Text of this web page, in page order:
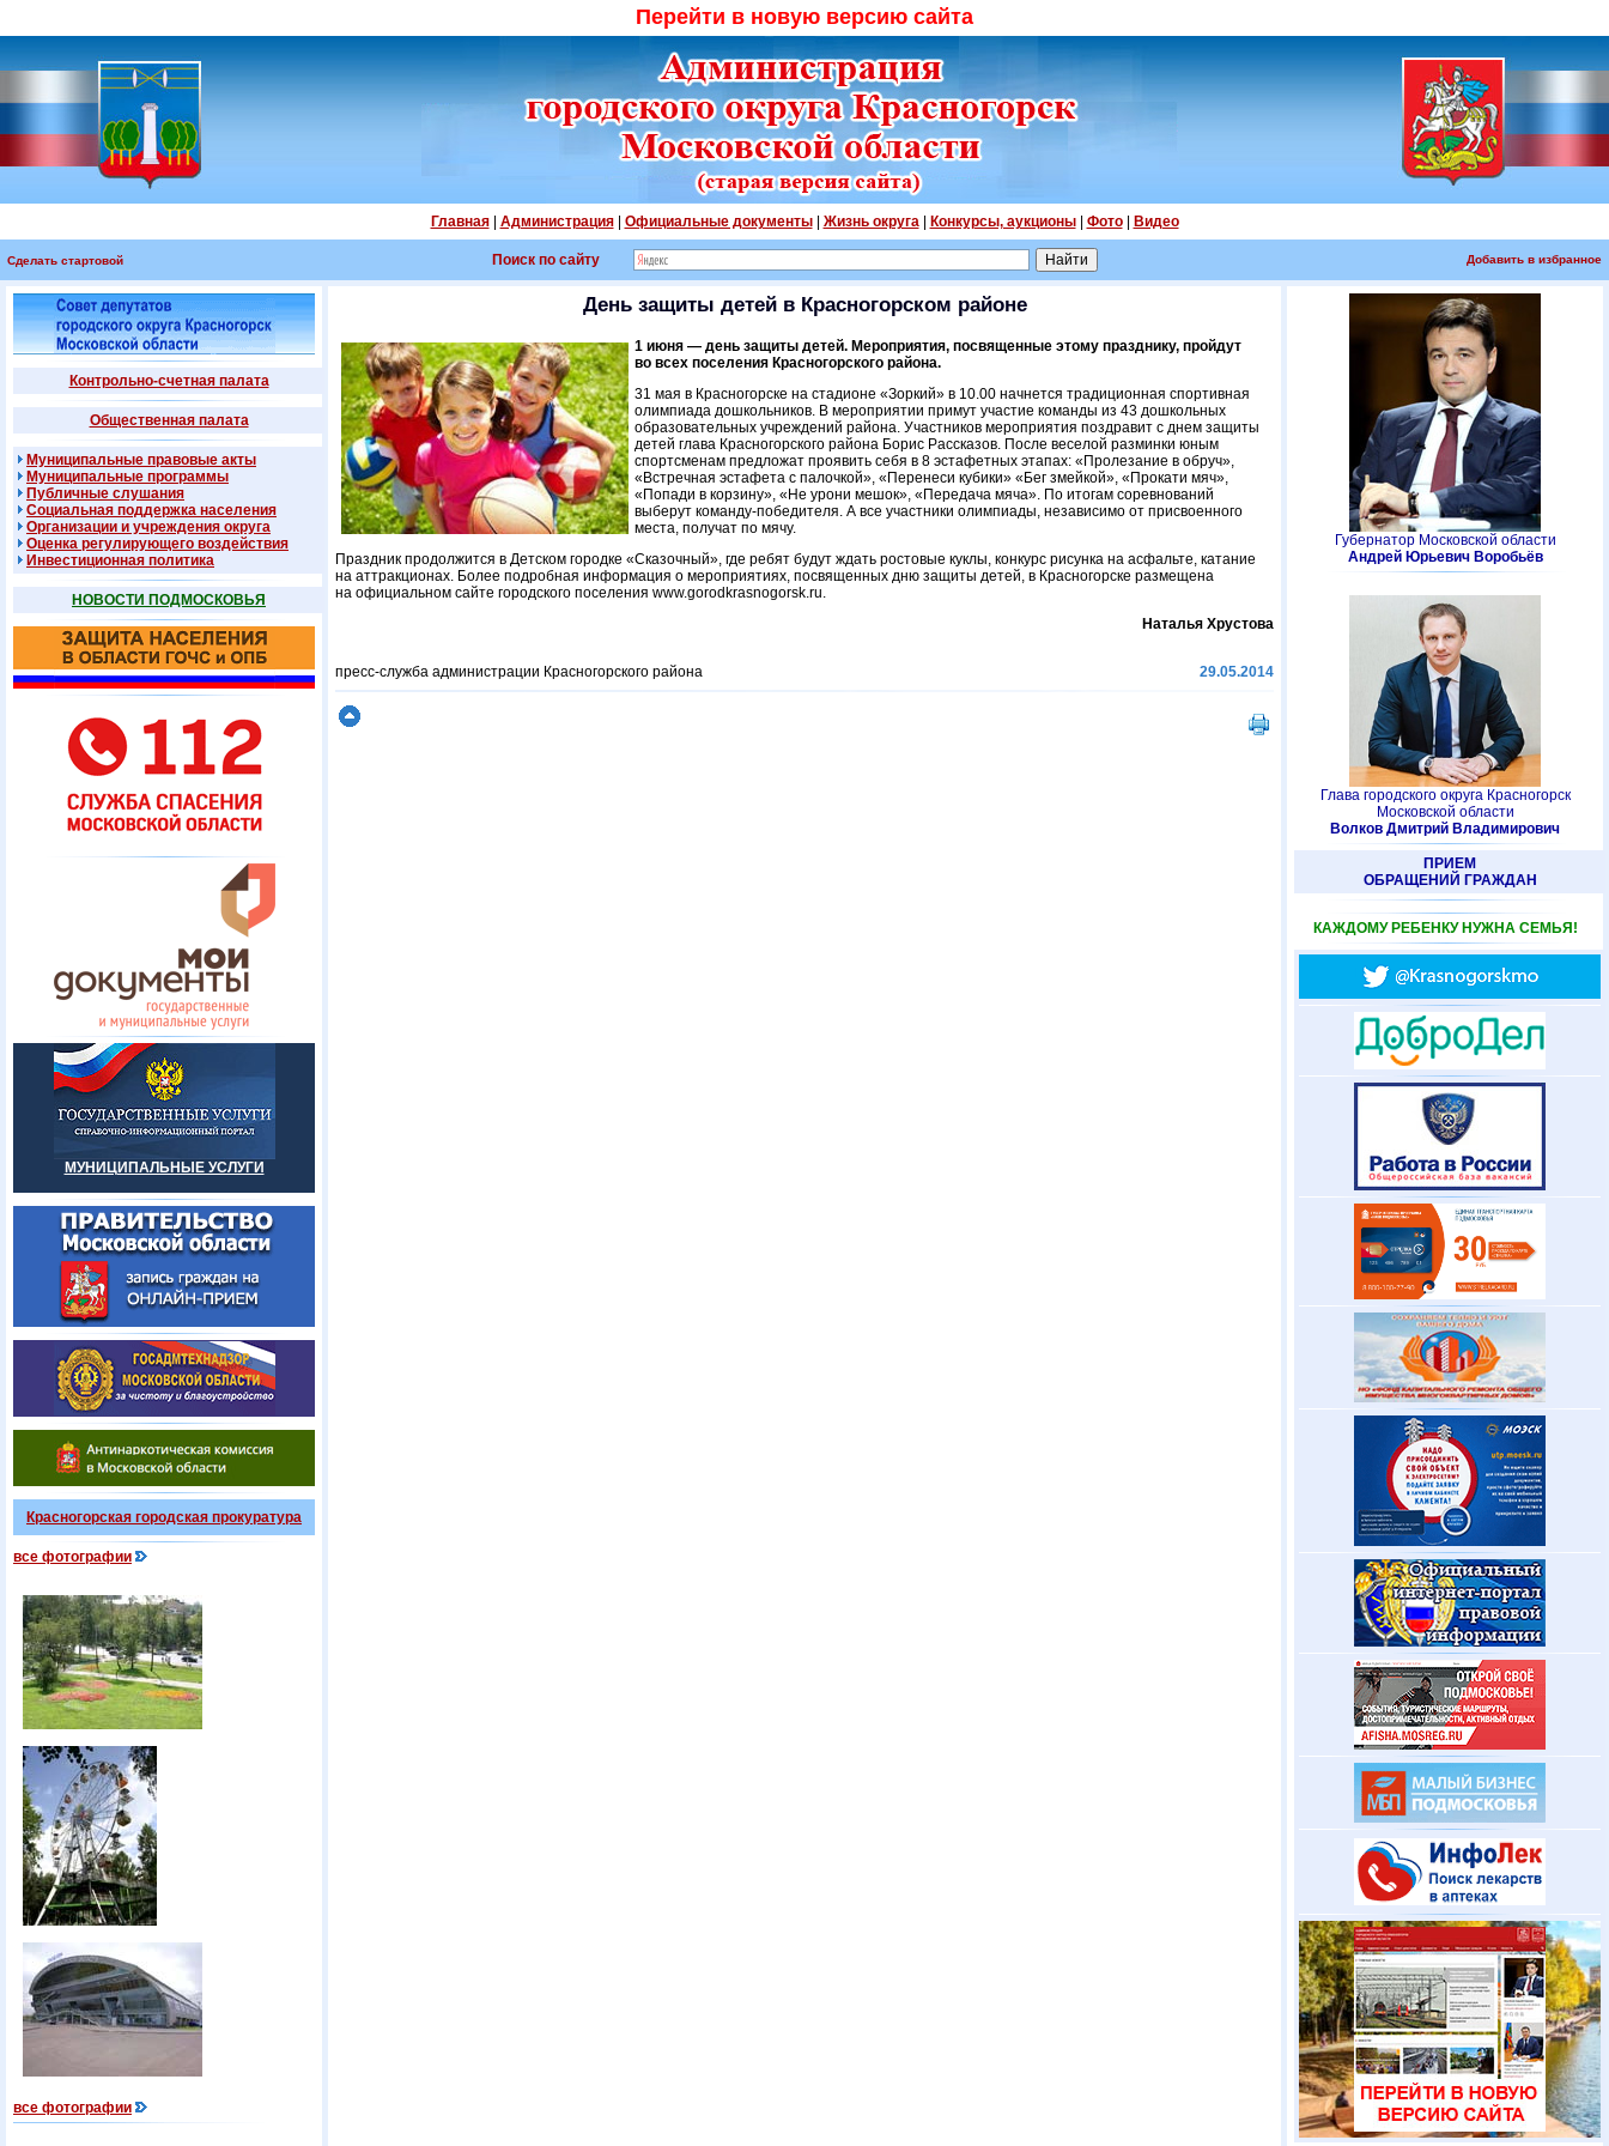
Перейти в новую версию сайта
Главная| Администрация| Официальные документы| Жизнь округа| Конкурсы, аукционы| Фото| Видео
Сделать стартовой Поиск по сайту Добавить в избранное
Контрольно-счетная палата
Общественная палата
Муниципальные правовые акты
Муниципальные программы
Публичные слушания
Социальная поддержка населения
Организации и учреждения округа
Оценка регулирующего воздействия
Инвестиционная политика
НОВОСТИ ПОДМОСКОВЬЯ
МУНИЦИПАЛЬНЫЕ УСЛУГИ
Красногорская городская прокуратура
все фотографии
все фотографии
День защиты детей в Красногорском районе
1 июня — день защиты детей. Мероприятия, посвященные этому празднику, пройдут
во всех поселения Красногорского района.
31 мая в Красногорске на стадионе «Зоркий» в 10.00 начнется традиционная спортивная
олимпиада дошкольников. В мероприятии примут участие команды из 43 дошкольных
образовательных учреждений района. Участников мероприятия поздравит с днем защиты
детей глава Красногорского района Борис Рассказов. После веселой разминки юным
спортсменам предложат проявить себя в 8 эстафетных этапах: «Пролезание в обруч»,
«Встречная эстафета с палочкой», «Перенеси кубики» «Бег змейкой», «Прокати мяч»,
«Попади в корзину», «Не урони мешок», «Передача мяча». По итогам соревнований
выберут команду-победителя. А все участники олимпиады, независимо от присвоенного
места, получат по мячу.
Праздник продолжится в Детском городке «Сказочный», где ребят будут ждать ростовые куклы, конкурс рисунка на асфальте, катание
на аттракционах. Более подробная информация о мероприятиях, посвященных дню защиты детей, в Красногорске размещена
на официальном сайте городского поселения www.gorodkrasnogorsk.ru.
Наталья Хрустова
пресс-служба администрации Красногорского района 29.05.2014
Губернатор Московской области
Андрей Юрьевич Воробьёв
Глава городского округа Красногорск
Московской области
Волков Дмитрий Владимирович
ПРИЕМ
ОБРАЩЕНИЙ ГРАЖДАН
КАЖДОМУ РЕБЕНКУ НУЖНА СЕМЬЯ!